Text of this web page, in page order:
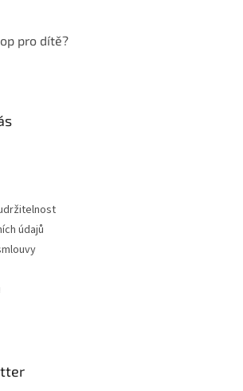
pro dítě?
údajů